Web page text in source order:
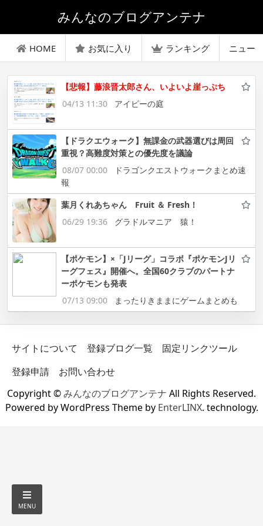
みんなのブログアンテナ
HOME お気に入り ランキング ニュー
【悲報】藤浪晋太郎さん、いよいよ崖っぷち
04/13 11:30
アイビーの庭
【ドラクエウォーク】無課金の武器選びは周回
重視？高難度対策との優先度を議論
08/07 00:00
ドラゴンクエストウォークまとめ速
報
葉月くれあちゃん Fruit ＆ Fresh！
06/29 19:36
グラドルマニア 猿！
【ポケモン】×「Jリーグ」コラボ『ポケモンJリ
ーグフェス』開催へ。全国60クラブのパートナ
ーポケモンも発表
07/13 09:00
まったりきままにゲームまとめも
サイトについて 登録ブログ一覧
固定リンクツール
登録申請
お問い合わせ
Copyright ©みんなのブログアンテナ All Rights Reserved.
Powered by WordPress Theme by EnterLINX. technology.
MENU